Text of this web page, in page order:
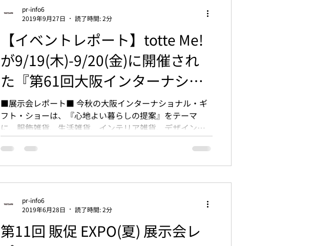
【イベントレポート】totte Me!
が9/19(木)-9/20(金)に開催され
た『第61回大阪インターナショ
ナル・ギフト・ショー2019』に
出展いたしました。
■展示会レポート■ 今秋の大阪インターナショナル・ギ
フト・ショーは、『心地よい暮らしの提案』をテーマ
に、服飾雑貨、生活雑貨、インテリア雑貨、デザイン雑
貨、日本ブランド、SP商品など「ギフト」をキーワード
に幅広いジャンルの新商品が集結していました。...
pr-info6
2019年9月27日
読了時間: 2分
第11回 販促 EXPO(夏) 展示会レ
pr-info6
2019年6月28日
読了時間: 2分